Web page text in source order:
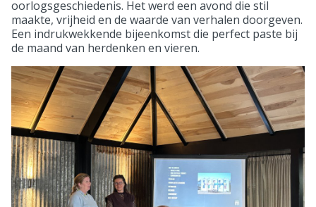
oorlogsgeschiedenis. Het werd een avond die stil
maakte, vrijheid en de waarde van verhalen doorgeven.
Een indrukwekkende bijeenkomst die perfect paste bij
de maand van herdenken en vieren.